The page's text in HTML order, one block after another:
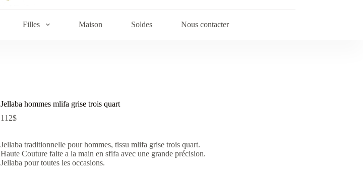
Filles Maison Soldes Nous contacter
Jellaba hommes mlifa grise trois quart
112$
Jellaba traditionnelle pour hommes, tissu mlifa grise trois quart.
Haute Couture faite a la main en sfifa avec une grande précision.
Jellaba pour toutes les occasions.